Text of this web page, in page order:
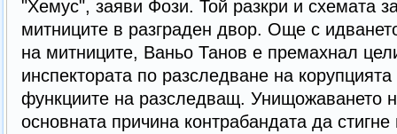
"Хемус", заяви Фози. Той разкри и схемата
митниците в разграден двор. Още с
на митниците, Ваньо Танов е премахнал
инспектората по разследване на
функциите на разследващ. Унищожаването
основната причина контрабандата да